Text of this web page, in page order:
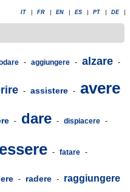
IT FR EN ES PT DE
- aggiungere - alzare -
- assistere - avere
- dare - dispiacere -
essere - fatare -
- radere - raggiungere